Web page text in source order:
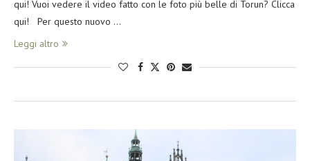
qui! Vuoi vedere il video fatto con le foto più belle di Torun? Clicca
qui! Per questo nuovo …
Leggi altro